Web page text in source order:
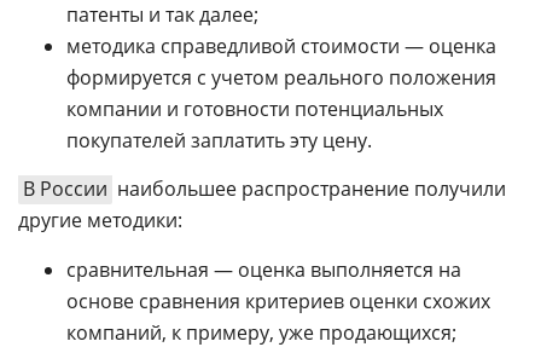
патенты и так далее;
методика справедливой стоимости — оценка
формируется с учетом реального положения
компании и готовности потенциальных
покупателей заплатить эту цену.
В России наибольшее распространение получили
другие методики:
сравнительная — оценка выполняется на
основе сравнения критериев оценки схожих
компаний, к примеру, уже продающихся;